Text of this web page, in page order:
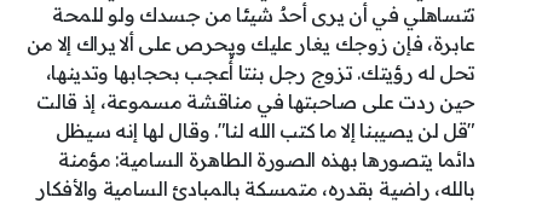
تتساهلي في أن يرى أحدٌ شيئا من جسدك ولو للمحة
عابرة، فإن زوجك يغار عليك ويحرص على ألا يراك إلا من
تحل له رؤيتك. تزوج رجل بنتا أُعجب بحجابها وتدينها،
حين ردت على صاحبتها في مناقشة مسموعة، إذ قالت
"قل لن يصيبنا إلا ما كتب الله لنا". وقال لها إنه سيظل
دائما يتصورها بهذه الصورة الطاهرة السامية: مؤمنة
بالله، راضية بقدره، متمسكة بالمبادئ السامية والأفكار